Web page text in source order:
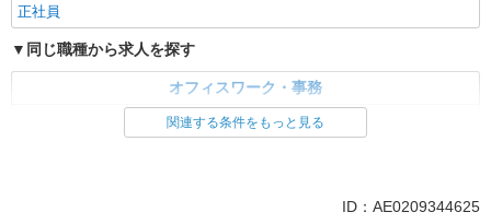
正社員
同じ職種から求人を探す
オフィスワーク・事務
関連する条件をもっと見る
ID：AE0209344625